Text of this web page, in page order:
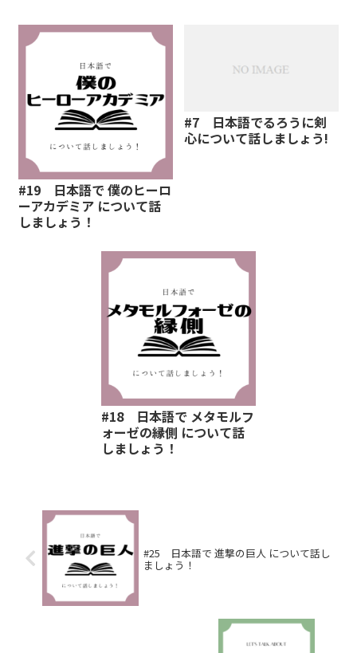
#19 日本語で 僕のヒーロ
ーアカデミア について話
しましょう！
#7 日本語でるろうに剣
心について話しましょう!
#18 日本語で メタモルフ
ォーゼの縁側 について話
しましょう！
#25 日本語で 進撃の巨人 について話し
ましょう！